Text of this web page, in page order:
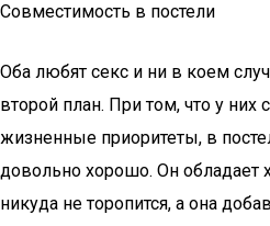
Совместимость в постели
Оба любят секс и ни в коем
второй план. При том, что у
жизненные приоритеты, в
довольно хорошо. Он обладает
никуда не торопится, а она